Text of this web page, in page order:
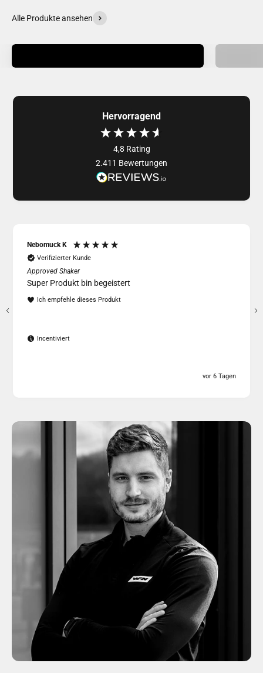
Alle Produkte ansehen
Outlet
Hervorragend
4,8 Rating
2.411 Bewertungen
Nebomuck K
Verifizierter Kunde
Approved Shaker
Super Produkt bin begeistert
Ich empfehle dieses Produkt
Incentiviert
vor 6 Tagen